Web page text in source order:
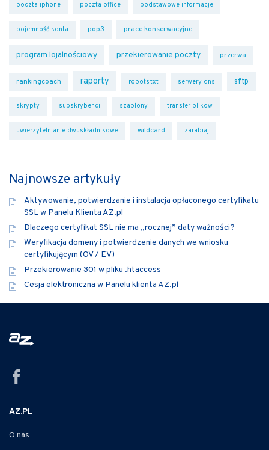
poczta iphone poczta office podstawowe informacje
pojemność konta pop3 prace konserwacyjne
program lojalnościowy przekierowanie poczty przerwa
rankingcoach raporty robots.txt serwery dns sftp
skrypty subskrybenci szablony transfer plikow
uwierzytelnianie dwuskładnikowe wildcard zarabiaj
Najnowsze artykuły
Aktywowanie, potwierdzanie i instalacja opłaconego certyfikatu
SSL w Panelu Klienta AZ.pl
Dlaczego certyfikat SSL nie ma „rocznej” daty ważności?
Weryfikacja domeny i potwierdzenie danych we wniosku
certyfikującym (OV / EV)
Przekierowanie 301 w pliku .htaccess
Cesja elektroniczna w Panelu klienta AZ.pl
AZ.PL
O nas